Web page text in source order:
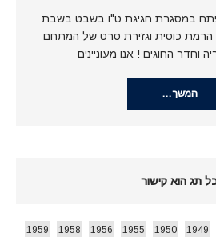
במסגרת חגיגת ט"ו בשבט בשבת
11.02.2023, הרמת כוסית וגזירת סרט של המתחם
וחדר החוגים ! אנו מעוניינים
המשך…
תג הוא קישור
1949
1950
1955
1956
1958
1959